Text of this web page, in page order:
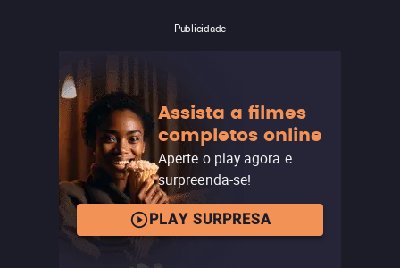
Publicidade
Assista a filmes
completos online
Aperte o play agora e
surpreenda-se!
PLAY SURPRESA